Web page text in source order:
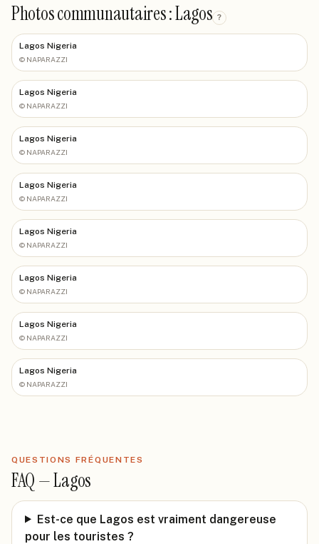
Photos communautaires : Lagos ?
Lagos Nigeria
© NAPARAZZI
Lagos Nigeria
© NAPARAZZI
Lagos Nigeria
© NAPARAZZI
Lagos Nigeria
© NAPARAZZI
Lagos Nigeria
© NAPARAZZI
Lagos Nigeria
© NAPARAZZI
Lagos Nigeria
© NAPARAZZI
Lagos Nigeria
© NAPARAZZI
QUESTIONS FRÉQUENTES
FAQ —Lagos
Est-ce que Lagos est vraiment dangereuse
pour les touristes ?